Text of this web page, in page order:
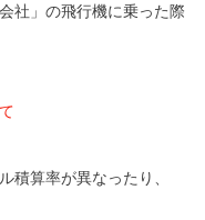
社」の飛行機に乗った際
積算率が異なったり、